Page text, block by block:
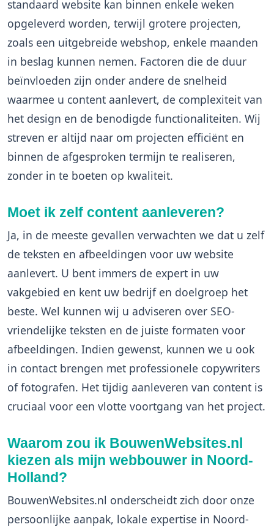
standaard website kan binnen enkele weken
opgeleverd worden, terwijl grotere projecten,
zoals een uitgebreide webshop, enkele maanden
in beslag kunnen nemen. Factoren die de duur
beïnvloeden zijn onder andere de snelheid
waarmee u content aanlevert, de complexiteit van
het design en de benodigde functionaliteiten. Wij
streven er altijd naar om projecten efficiënt en
binnen de afgesproken termijn te realiseren,
zonder in te boeten op kwaliteit.
Moet ik zelf content aanleveren?
Ja, in de meeste gevallen verwachten we dat u zelf
de teksten en afbeeldingen voor uw website
aanlevert. U bent immers de expert in uw
vakgebied en kent uw bedrijf en doelgroep het
beste. Wel kunnen wij u adviseren over SEO-
vriendelijke teksten en de juiste formaten voor
afbeeldingen. Indien gewenst, kunnen we u ook
in contact brengen met professionele copywriters
of fotografen. Het tijdig aanleveren van content is
cruciaal voor een vlotte voortgang van het project.
Waarom zou ik BouwenWebsites.nl
kiezen als mijn webbouwer in Noord-
Holland?
BouwenWebsites.nl onderscheidt zich door onze
persoonlijke aanpak, lokale expertise in Noord-